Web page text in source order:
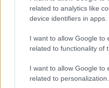
related to analytics like
device identifiers in apps.
I want to allow Google to
related to functionality of
I want to allow Google to
related to personalization.
07.03.18. 23:30
UŽAS: Voz smrvio
Saznaj više